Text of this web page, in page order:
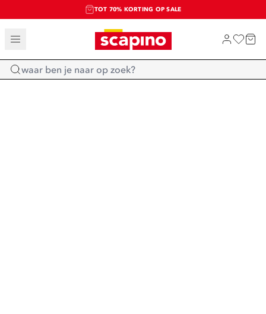
TOT 70% KORTING OP SALE
SALE: LAATSTE KANS!
SHOP NIEUW
Home